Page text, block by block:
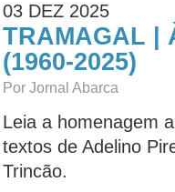
03 DEZ 2025
TRAMAGAL |
(1960-2025)
Por Jornal Abarca
Leia a homenagem
textos de Adelino
Trincão.